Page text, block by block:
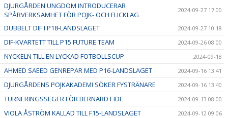
DJURGÅRDEN UNGDOM INTRODUCERAR
SPÅRVERKSAMHET FÖR POJK- OCH FLICKLAG
2024-09-27 17:00
DUBBELT DIF I P18-LANDSLAGET 2024-09-27 10:18
DIF-KVARTETT TILL P15 FUTURE TEAM 2024-09-26 08:00
NYCKELN TILL EN LYCKAD FOTBOLLSCUP 2024-09-18
AHMED SAEED GENREPAR MED P16-LANDSLAGET 2024-09-16 13:41
DJURGÅRDENS POJKAKADEMI SÖKER FYSTRÄNARE 2024-09-16 13:40
TURNERINGSSEGER FÖR BERNARD EIDE 2024-09-13 08:00
VIOLA ÅSTRÖM KALLAD TILL F15-LANDSLAGET 2024-09-12 09:06